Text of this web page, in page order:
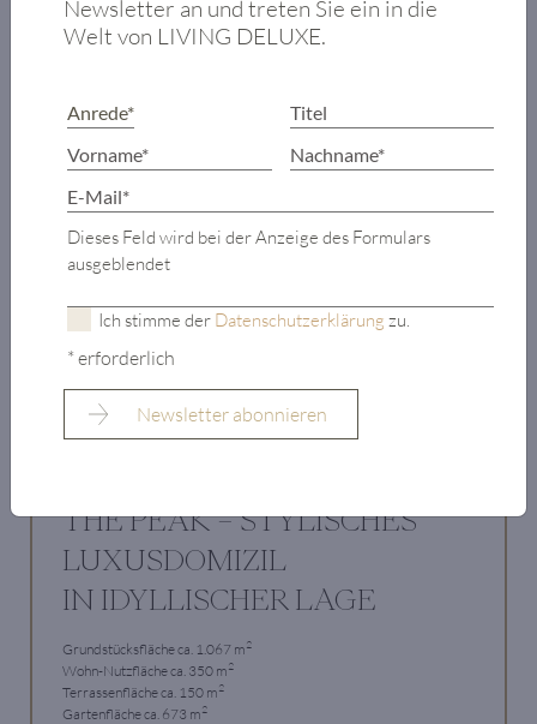
THE PEAK – STYLISCHES
LUXUSDOMIZIL
IN IDYLLISCHER LAGE
Grundstücksfläche ca. 1.067 m2
Wohn-Nutzfläche ca. 350 m2
Terrassenfläche ca. 150 m2
Gartenfläche ca. 673 m2
Newsletter an und treten Sie ein in die
Welt von LIVING DELUXE.
Dieses Feld wird bei der Anzeige des Formulars
ausgeblendet
Ich stimme der Datenschutzerklärung zu.
* erforderlich